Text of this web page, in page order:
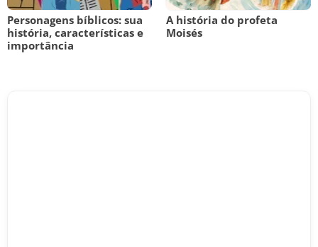
Personagens bíblicos: sua
história, características e
importância
A história do profeta
Moisés